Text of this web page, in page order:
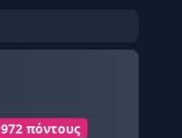
972 πόντους